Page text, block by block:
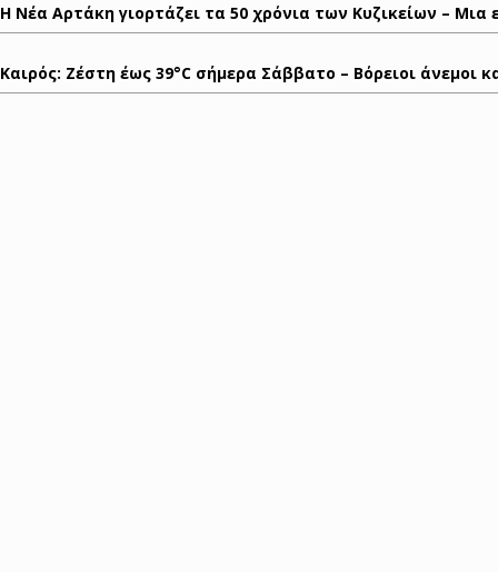
Η Νέα Αρτάκη γιορτάζει τα 50 χρόνια των Κυζικείων –
Καιρός: Ζέστη έως 39°C σήμερα Σάββατο – Βόρειοι άνεμοι